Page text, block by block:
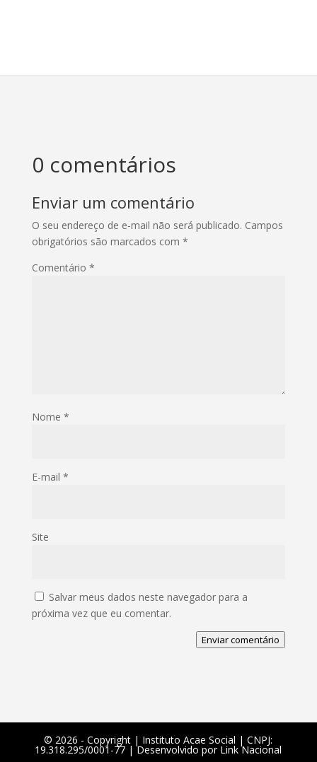
0 comentários
Enviar um comentário
O seu endereço de e-mail não será publicado. Campos
obrigatórios são marcados com *
Comentário *
Nome *
E-mail *
Site
Salvar meus dados neste navegador para a
próxima vez que eu comentar.
Enviar comentário
©️ 2026 - Copyright | Instituto Acae Social | CNPJ:
19.318.295/0001-77 | Desenvolvido por Link Nacional